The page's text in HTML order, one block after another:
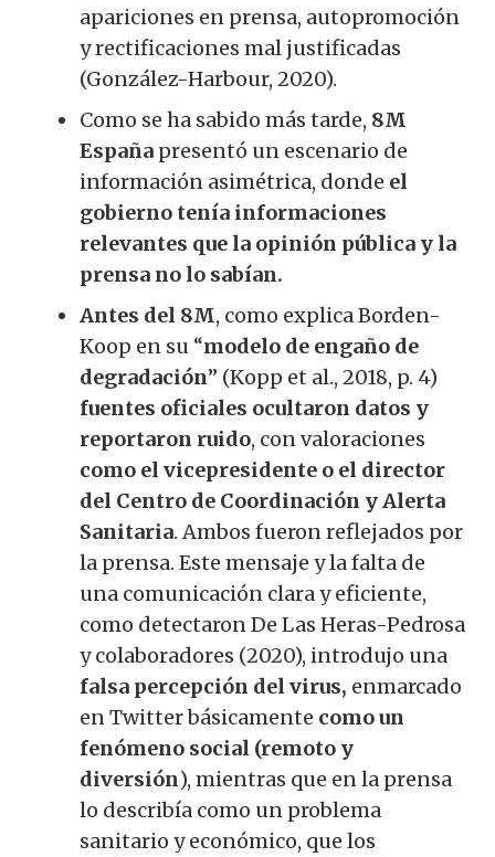
apariciones en prensa, autopromoción
y rectificaciones mal justificadas
(González-Harbour, 2020).
Como se ha sabido más tarde, 8M
España presentó un escenario de
información asimétrica, donde el
gobierno tenía informaciones
relevantes que la opinión pública y la
prensa no lo sabían.
Antes del 8M, como explica Borden-
Koop en su “modelo de engaño de
degradación” (Kopp et al., 2018, p. 4)
fuentes oficiales ocultaron datos y
reportaron ruido, con valoraciones
como el vicepresidente o el director
del Centro de Coordinación y Alerta
Sanitaria. Ambos fueron reflejados por
la prensa. Este mensaje y la falta de
una comunicación clara y eficiente,
como detectaron De Las Heras-Pedrosa
y colaboradores (2020), introdujo una
falsa percepción del virus, enmarcado
en Twitter básicamente como un
fenómeno social (remoto y
diversión), mientras que en la prensa
lo describía como un problema
sanitario y económico, que los